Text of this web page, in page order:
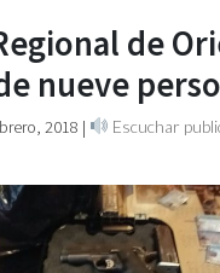
de
nueve
2018 | Escuchar